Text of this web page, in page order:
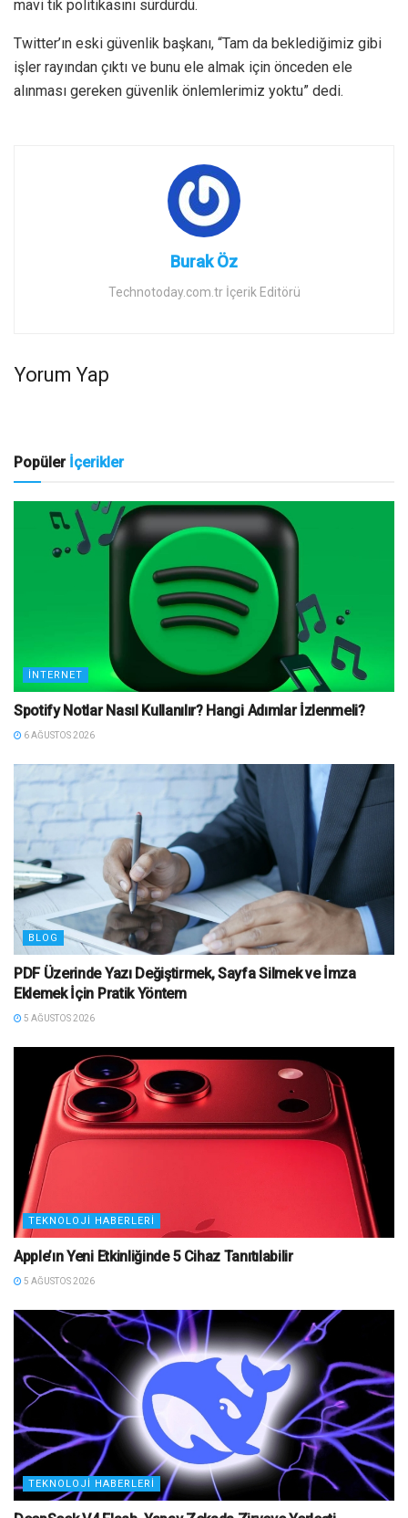
mavi tik politikasını sürdürdü.
Twitter’ın eski güvenlik başkanı, “Tam da beklediğimiz gibi
işler rayından çıktı ve bunu ele almak için önceden ele
alınması gereken güvenlik önlemlerimiz yoktu” dedi.
Burak Öz
Technotoday.com.tr İçerik Editörü
Yorum Yap
Popüler İçerikler
İNTERNET
Spotify Notlar Nasıl Kullanılır? Hangi Adımlar İzlenmeli?
6 AĞUSTOS 2026
BLOG
PDF Üzerinde Yazı Değiştirmek, Sayfa Silmek ve İmza
Eklemek İçin Pratik Yöntem
5 AĞUSTOS 2026
TEKNOLOJI HABERLERI
Apple’ın Yeni Etkinliğinde 5 Cihaz Tanıtılabilir
5 AĞUSTOS 2026
TEKNOLOJI HABERLERI